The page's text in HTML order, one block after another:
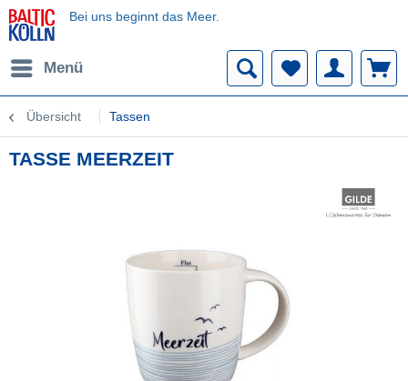
Bei uns beginnt das Meer.
Menü
Übersicht Tassen
TASSE MEERZEIT